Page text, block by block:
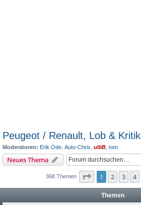
Peugeot / Renault, Lob & Kritik
Moderatoren: Erik.Ode Auto-Chris ulliB tom
Neues Thema
368 Themen Seite 1von
1 2 3 4
Themen